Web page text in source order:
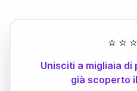
⭐ ⭐ ⭐
Unisciti a migliaia
già scoperto